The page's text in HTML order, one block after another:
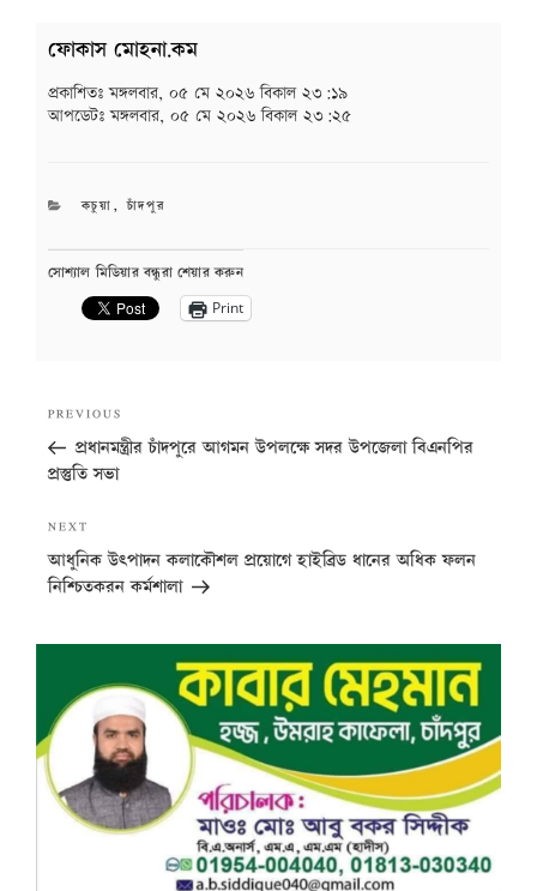
ফোকাস মোহনা.কম
প্রকাশিতঃমঙ্গলবার, ০৫ মে ২০২৬ বিকাল ২৩:১৯
আপডেটঃমঙ্গলবার, ০৫ মে ২০২৬ বিকাল ২৩:২৫
CATEGORIES
কচুয়া ,চাঁদপুর
সোশ্যাল মিডিয়ার বন্ধুরা শেয়ার করুন
Print
navigation
Previous
Post
PREVIOUS
প্রধানমন্ত্রীর চাঁদপুরে আগমন উপলক্ষে সদর উপজেলা বিএনপির
প্রস্তুতি সভা
Next
Post
NEXT
আধুনিক উৎপাদন কলাকৌশল প্রয়োগে হাইব্রিড ধানের অধিক ফলন
নিশ্চিতকরন কর্মশালা